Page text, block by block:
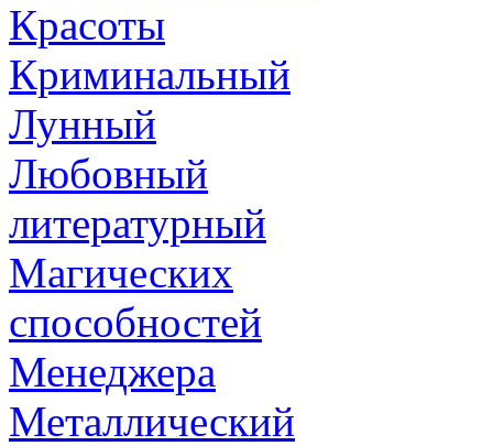
Красоты
Криминальный
Лунный
Любовный
литературный
Магических
способностей
Менеджера
Металлический